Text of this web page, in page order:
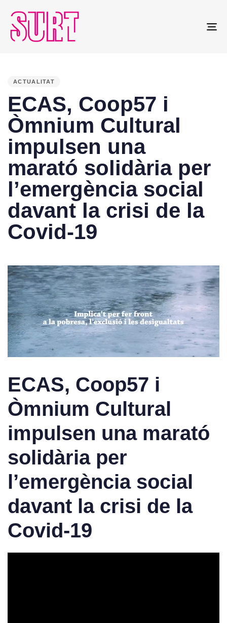
ACTUALITAT
ECAS, Coop57 i
Òmnium Cultural
impulsen una
marató solidària per
l’emergència social
davant la crisi de la
Covid-19
ECAS, Coop57 i
Òmnium Cultural
impulsen una marató
solidària per
l’emergència social
davant la crisi de la
Covid-19